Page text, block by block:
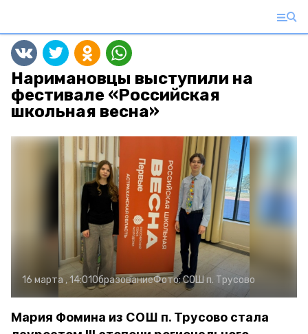
Наримановцы выступили на
фестивале «Российская
школьная весна»
16 марта , 14:01ОбразованиеФото:СОШ п. Трусово
Мария Фомина из СОШ п. Трусово стала